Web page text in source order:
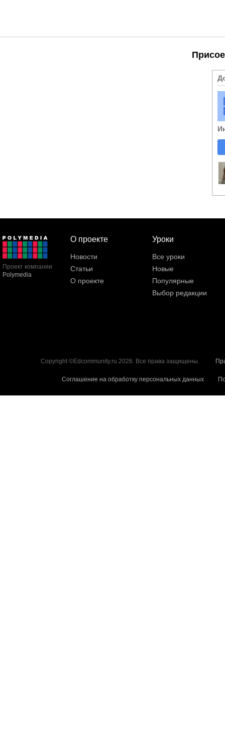
Проект компании
Polymedia
О проекте
Новости
Статьи
О проекте
Уроки
Все уроки
Новые
Популярные
Выбор редакции
Copyright ©Edcommunity.ru 2026. Все права защищены.
Соглашение на обработку персональных данных